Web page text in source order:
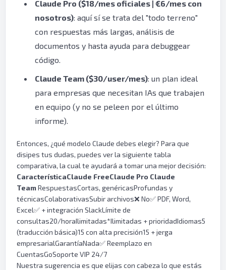
Claude Pro ($18/mes oficiales | €6/mes con
nosotros): aquí sí se trata del "todo terreno"
con respuestas más largas, análisis de
documentos y hasta ayuda para debuggear
código.
Claude Team ($30/user/mes): un plan ideal
para empresas que necesitan IAs que trabajen
en equipo (y no se peleen por el último
informe).
Entonces, ¿qué modelo Claude debes elegir? Para que
disipes tus dudas, puedes ver la siguiente tabla
comparativa, la cual te ayudará a tomar una mejor decisión:
CaracterísticaClaude FreeClaude Pro Claude
TeamRespuestasCortas, genéricasProfundas y
técnicasColaborativasSubir archivos❌ No✅ PDF, Word,
Excel✅ + integración SlackLímite de
consultas20/horaIlimitadas*Ilimitadas + prioridadIdiomas5
(traducción básica)15 con alta precisión15 + jerga
empresarialGarantíaNada✅ Reemplazo en
CuentasGoSoporte VIP 24/7
Nuestra sugerencia es que elijas con cabeza lo que estás